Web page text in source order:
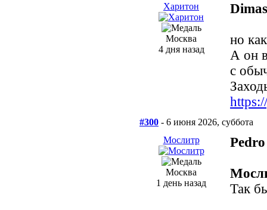
Харитон
Москва
4 дня назад
но
А он
с
#300 - 6 июня 2026, суббота
Мослитр
Москва
1 день назад
Так